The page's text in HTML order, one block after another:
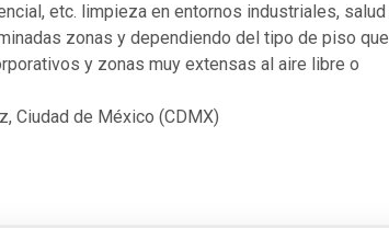
etc. limpieza en entornos industriales, salud
zonas y dependiendo del tipo de piso que
y zonas muy extensas al aire libre o
Ciudad de México (CDMX)